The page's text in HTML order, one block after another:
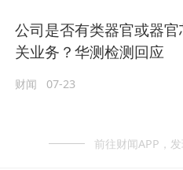
公司是否有类器官或器官
关业务？华测检测回应
财闻 07-23
前往财闻APP，